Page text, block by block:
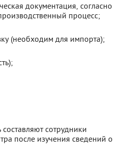
документация, согласно
процесс;
(необходим для импорта);
сотрудники
после изучения сведений о